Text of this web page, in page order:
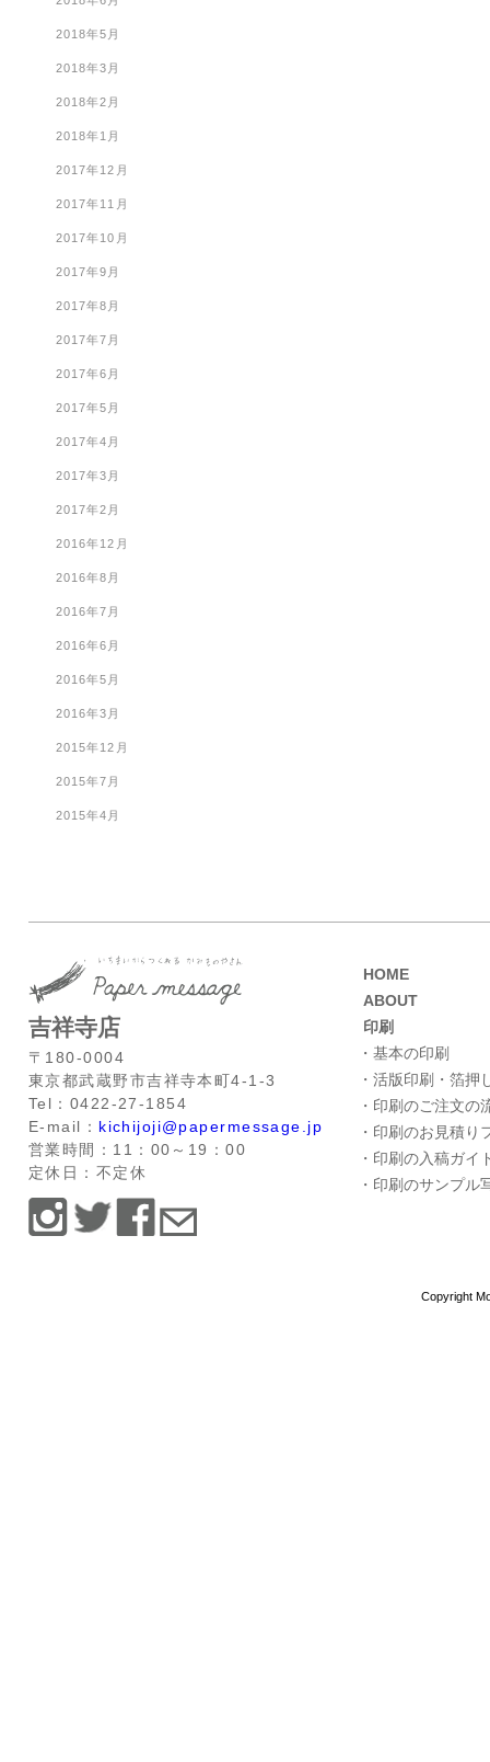
2018年5月
2018年3月
2018年2月
2018年1月
2017年12月
2017年11月
2017年10月
2017年9月
2017年8月
2017年7月
2017年6月
2017年5月
2017年4月
2017年3月
2017年2月
2016年12月
2016年8月
2016年7月
2016年6月
2016年5月
2016年3月
2015年12月
2015年7月
2015年4月
吉祥寺店
〒180-0004
東京都武蔵野市吉祥寺本町4-1-3
Tel：0422-27-1854
E-mail： kichijoji@papermessage.jp
営業時間：11：00～19：00
定休日：不定休
HOME
ABOUT
印刷
・基本の印刷
・活版印刷・箔押
・印刷のご注文の
・印刷のお見積り
・印刷の入稿ガイ
・印刷のサンプル
Copyright